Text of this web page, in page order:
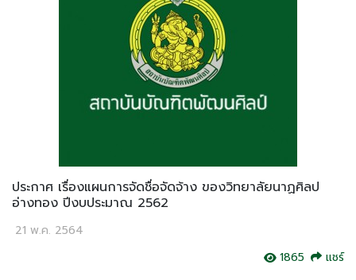
ประกาศ เรื่องแผนการจัดชื่อจัดจ้าง ของวิทยาลัยนาฏศิลป
อ่างทอง ปีงบประมาณ 2562
21 พ.ค. 2564
1865
แชร์